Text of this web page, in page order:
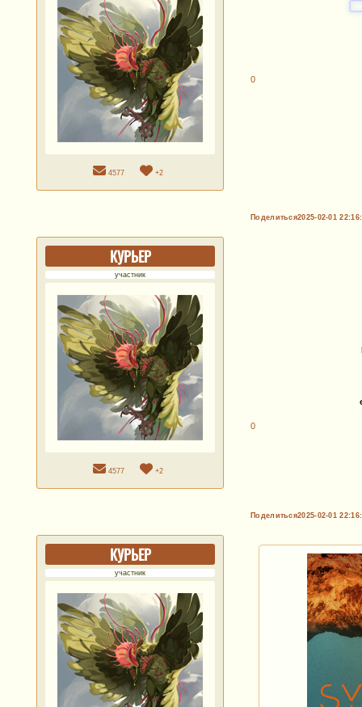
4577 +2
0
Поделиться2025-02-01
КУРЬЕР
участник
4577 +2
0
Поделиться2025-02-01
КУРЬЕР
участник